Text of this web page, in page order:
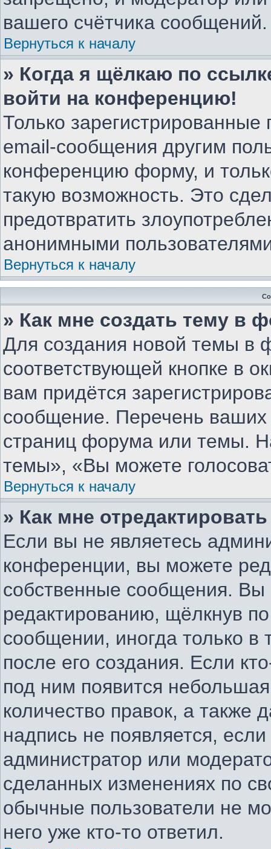
вашего счётчика сообщений.
Вернуться к началу
» Когда я щёлкаю по
войти на конференцию!
Только зарегистрированные
email-сообщения другим
конференцию форму, и
такую возможность. Это
предотвратить
анонимными
Вернуться к началу
» Как мне создать тему в
Для создания новой темы в
соответствующей кнопке в
вам придётся
сообщение. Перечень ваших
страниц форума или темы.
темы», «Вы можете
Вернуться к началу
» Как мне
Если вы не являетесь
конференции, вы можете
собственные сообщения. Вы
редактированию, щёлкнув
сообщении, иногда только в
после его создания. Если
под ним появится
количество правок, а также
надпись не появляется,
администратор или
сделанных изменениях по
обычные пользователи не
него уже кто-то ответил.